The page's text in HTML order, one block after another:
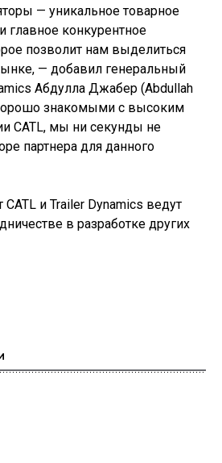
— уникальное товарное
главное конкурентное
позволит нам выделиться
— добавил генеральный
Абдулла Джабер (Abdullah
знакомыми с высоким
CATL, мы ни секунды не
партнера для данного
и Trailer Dynamics ведут
в разработке других